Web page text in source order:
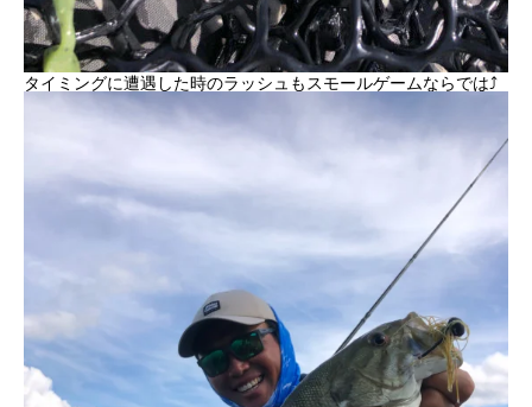
タイミングに遭遇した時のラッシュもスモールゲームならでは⤴︎